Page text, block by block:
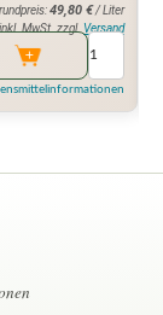
49,80 €/ Liter
inkl. MwSt. zzgl. Versand